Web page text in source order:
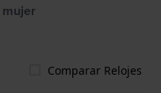
Comparar Relojes